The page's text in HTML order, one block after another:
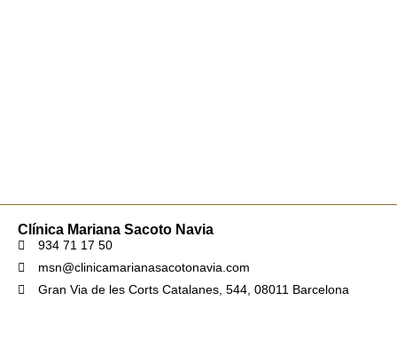
Clínica Mariana Sacoto Navia
934 71 17 50
msn@clinicamarianasacotonavia.com
Gran Via de les Corts Catalanes, 544, 08011 Barcelona